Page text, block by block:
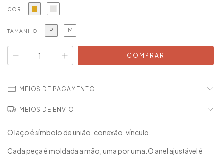
COR
TAMANHO P M
MEIOS DE PAGAMENTO
MEIOS DE ENVIO
O laço é símbolo de união, conexão, vínculo.
Cada peça é moldada a mão, uma por uma. O anel ajustável é